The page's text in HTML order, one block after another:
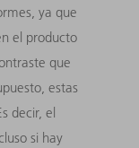
ya que
el producto
que
estas
decir, el
si hay